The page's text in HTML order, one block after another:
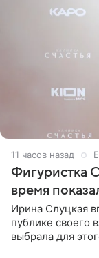
11 часов назад
Фигуристка
время
Ирина Слуцкая
публике своего
выбрала для